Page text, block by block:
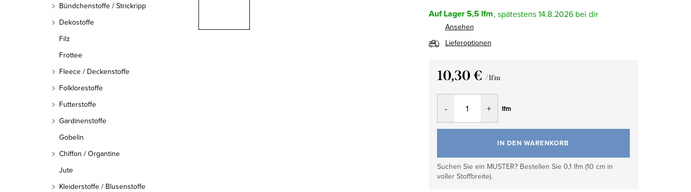
Bündchenstoffe / Strickripp
Dekostoffe
Filz
Frottee
Fleece / Deckenstoffe
Folklorestoffe
Futterstoffe
Gardinenstoffe
Gobelin
Chiffon / Organtine
Jute
Kleiderstoffe / Blusenstoffe
Auf Lager 5,5 lfm 14.8.2026
Ansehen
Lieferoptionen
10,30 € / lfm
Verkaufspreis:
lfm
IN DEN WARENKORB
Suchen Sie ein MUSTER? Bestellen Sie 0,1 lfm (10 cm in
voller Stoffbreite).